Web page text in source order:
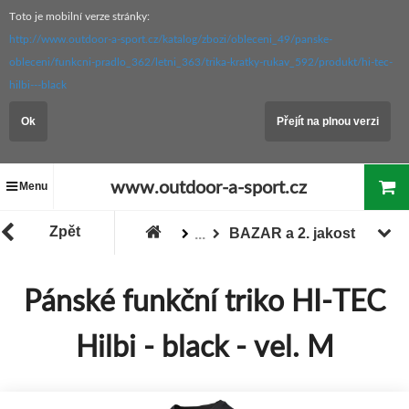
Toto je mobilní verze stránky:
http://www.outdoor-a-sport.cz/katalog/zbozi/obleceni_49/panske-
obleceni/funkcni-pradlo_362/letni_363/trika-kratky-rukav_592/produkt/hi-tec-
hilbi---black
Ok Přejít na plnou verzi
Menu www.outdoor-a-sport.cz
Zpět ... BAZAR a 2. jakost
Pánské funkční triko HI-TEC
Hilbi - black - vel. M